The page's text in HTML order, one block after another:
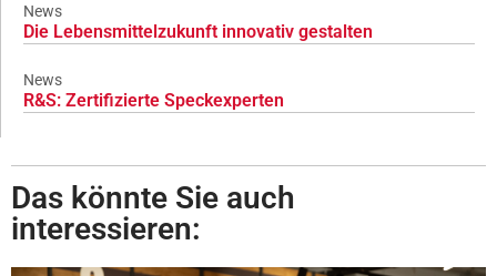
News
Die Lebensmittelzukunft innovativ gestalten
News
R&S: Zertifizierte Speckexperten
Das könnte Sie auch
interessieren: